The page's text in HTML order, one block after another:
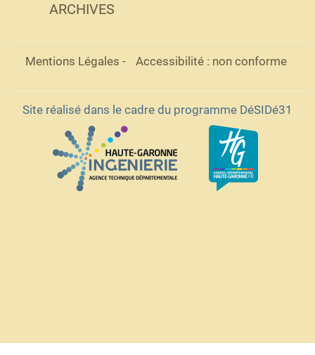
ARCHIVES
Mentions Légales - Accessibilité : non conforme
Site réalisé dans le cadre du programme DéSIDé31